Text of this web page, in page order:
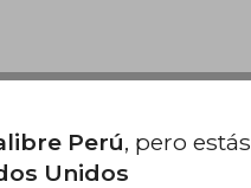
Perú, pero estás
Unidos